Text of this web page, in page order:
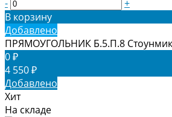
-
+
В корзину
Добавлено
ПРЯМОУГОЛЬНИК Б.5.П.8
0 ₽
4 550 ₽
Добавлено
Хит
На складе